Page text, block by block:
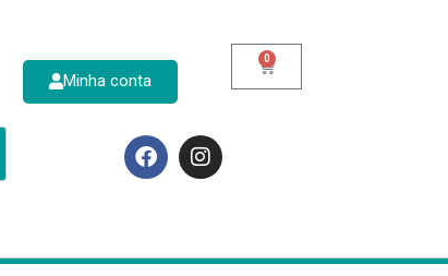
Minha conta
0